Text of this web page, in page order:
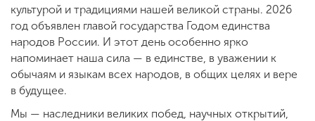
культурой и традициями нашей великой страны. 2026
год объявлен главой государства Годом единства
народов России. И этот день особенно ярко
напоминает наша сила — в единстве, в уважении к
обычаям и языкам всех народов, в общих целях и вере
в будущее.
Мы — наследники великих побед, научных открытий,